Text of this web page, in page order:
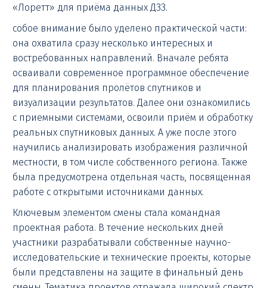
«Лоретт» для приёма данных ДЗЗ.
собое внимание было уделено практической части:
она охватила сразу несколько интересных и
востребованных направлений. Вначале ребята
осваивали современное программное обеспечение
для планирования пролётов спутников и
визуализации результатов. Далее они ознакомились
с приемными системами, освоили приём и обработку
реальных спутниковых данных. А уже после этого
научились анализировать изображения различной
местности, в том числе собственного региона. Также
была предусмотрена отдельная часть, посвященная
работе с открытыми источниками данных.
Ключевым элементом смены стала командная
проектная работа. В течение нескольких дней
участники разрабатывали собственные научно-
исследовательские и технические проекты, которые
были представлены на защите в финальный день